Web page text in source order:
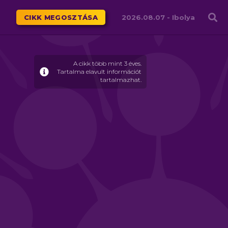
Családháló
CIKK MEGOSZTÁSA 2026.08.07 - Ibolya
A cikk több mint 3 éves.
Tartalma elavult információt
tartalmazhat.